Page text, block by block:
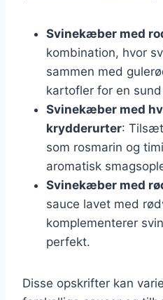
Svinekæber med
kombination, hvor
sammen med
kartofler for en
Svinekæber med
krydderurter:
som rosmarin og
aromatisk
Svinekæber med
sauce lavet med
komplementerer
perfekt.
Disse opskrifter kan